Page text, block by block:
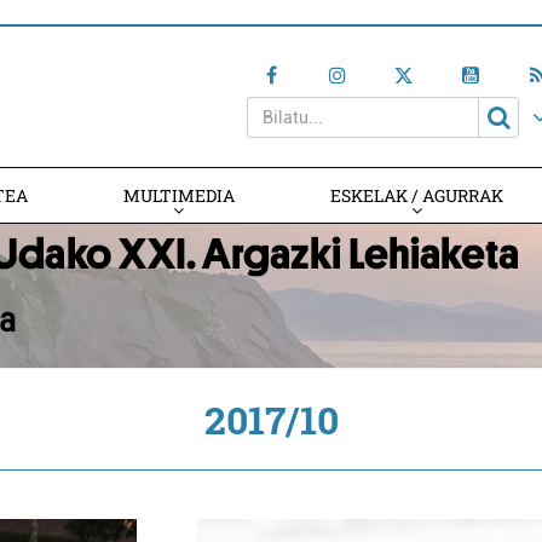
MULTIMEDIA ESKELAK / AGURRAK
2017/10